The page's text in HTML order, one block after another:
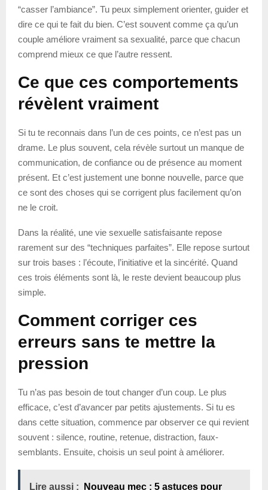
“casser l’ambiance”. Tu peux simplement orienter, guider et
dire ce qui te fait du bien. C’est souvent comme ça qu’un
couple améliore vraiment sa sexualité, parce que chacun
comprend mieux ce que l’autre ressent.
Ce que ces comportements
révèlent vraiment
Si tu te reconnais dans l’un de ces points, ce n’est pas un
drame. Le plus souvent, cela révèle surtout un manque de
communication, de confiance ou de présence au moment
présent. Et c’est justement une bonne nouvelle, parce que
ce sont des choses qui se corrigent plus facilement qu’on
ne le croit.
Dans la réalité, une vie sexuelle satisfaisante repose
rarement sur des “techniques parfaites”. Elle repose surtout
sur trois bases : l’écoute, l’initiative et la sincérité. Quand
ces trois éléments sont là, le reste devient beaucoup plus
simple.
Comment corriger ces
erreurs sans te mettre la
pression
Tu n’as pas besoin de tout changer d’un coup. Le plus
efficace, c’est d’avancer par petits ajustements. Si tu es
dans cette situation, commence par observer ce qui revient
souvent : silence, routine, retenue, distraction, faux-
semblants. Ensuite, choisis un seul point à améliorer.
Lire aussi :
Nouveau mec : 5 astuces pour